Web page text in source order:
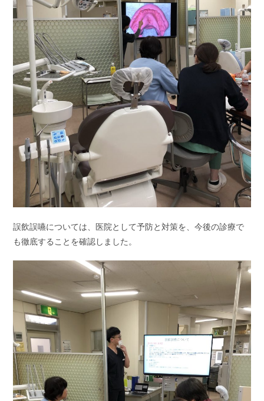
誤飲誤嚥については、医院として予防と対策を、今後の診療で
も徹底することを確認しました。